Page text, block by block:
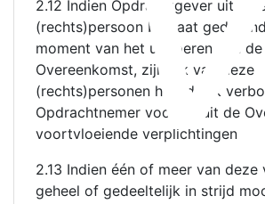
2.12 Indien Opdrachtgever uit
(rechts)persoon bestaat
moment van het uitvoeren van de
Overeenkomst, zijn elk van deze
(rechts)personen hoofdelijk
Opdrachtnemer voor de uit de
voortvloeiende verplichtingen
2.13 Indien één of meer van
geheel of gedeeltelijk in strijd